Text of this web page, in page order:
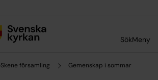
SökMeny
församling Gemenskap i sommar